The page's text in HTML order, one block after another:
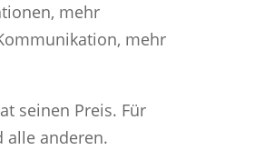
mehr
mehr
seinen Preis. Für
alle anderen.